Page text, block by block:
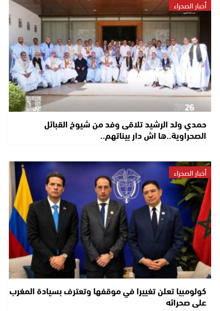
أخبار الصحراء
حمدي ولد الرشيد تلاقى وفد من شيوخ القبائل
الصحراوية..ها اش دار بيناتهم..
أخبار الصحراء
كولومبيا تعلن تغييرا في موقفها وتعترف بسيادة المغرب
على صحرائه